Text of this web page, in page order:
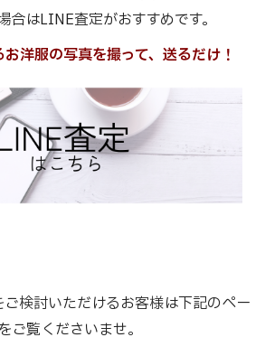
合はLINE査定がおすすめです。
洋服の写真を撮って、送るだけ！
検討いただけるお客様は下記のペー
ご覧くださいませ。